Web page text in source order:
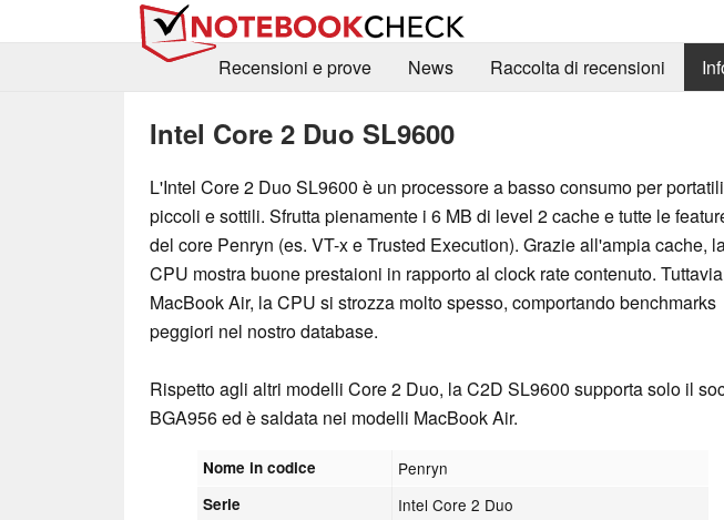
Recensioni e prove
News Raccolta di recensioni
Intel Core 2 Duo SL9600
L'Intel Core 2 Duo SL9600 è un processore a basso consumo per portatili
piccoli e sottili. Sfrutta pienamente i 6 MB di level 2 cache e tutte le
del core Penryn (es. VT-x e Trusted Execution). Grazie all'ampia cache,
CPU mostra buone prestaioni in rapporto al clock rate contenuto.
MacBook Air, la CPU si strozza molto spesso, comportando benchmarks
peggiori nel nostro database.
Rispetto agli altri modelli Core 2 Duo, la C2D SL9600 supporta solo il
BGA956 ed è saldata nei modelli MacBook Air.
Nome in codice Penryn
Serie Intel Core 2 Duo